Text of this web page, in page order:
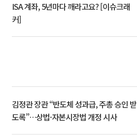
ISA 계좌, 5년마다 깨라고요? [이슈크래
커]
김정관 장관 “반도체 성과급, 주총 승인 받
도록”…상법·자본시장법 개정 시사